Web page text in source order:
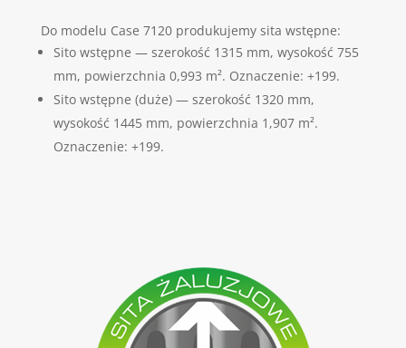
Do modelu Case 7120 produkujemy sita wstępne:
Sito wstępne — szerokość 1315 mm, wysokość 755
mm, powierzchnia 0,993 m². Oznaczenie: +199.
Sito wstępne (duże) — szerokość 1320 mm,
wysokość 1445 mm, powierzchnia 1,907 m².
Oznaczenie: +199.